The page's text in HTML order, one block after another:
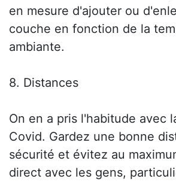
en mesure d'ajouter ou
couche en fonction de la
ambiante.
8. Distances
On en a pris l'habitude avec
Covid. Gardez une bonne
sécurité et évitez au
direct avec les gens,